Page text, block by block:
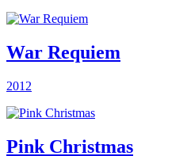
War Requiem
2012
Pink Christmas